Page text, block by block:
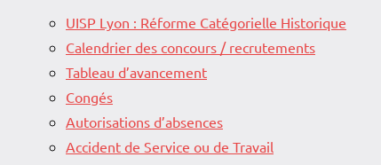
UISP Lyon : Réforme Catégorielle Historique
Calendrier des concours / recrutements
Tableau d’avancement
Congés
Autorisations d’absences
Accident de Service ou de Travail